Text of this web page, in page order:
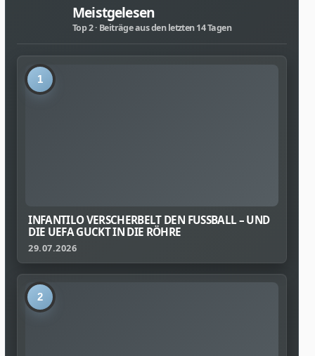
Meistgelesen
Top 2 · Beiträge aus den letzten 14 Tagen
1
INFANTILO VERSCHERBELT DEN FUSSBALL – UND D
IE UEFA GUCKT IN DIE RÖHRE
29.07.2026
2